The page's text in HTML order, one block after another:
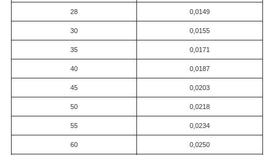
28 0,0149
30 0,0155
35 0,0171
40 0,0187
45 0,0203
50 0,0218
55 0,0234
60 0,0250